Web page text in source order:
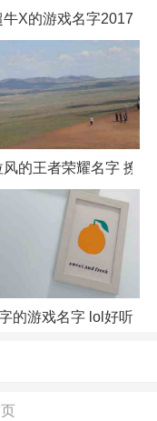
牛X的游戏名字2017
风的王者荣耀名字 撩妹
的游戏名字 lol好听五